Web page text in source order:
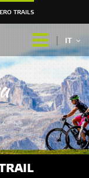
TRAILS
IT